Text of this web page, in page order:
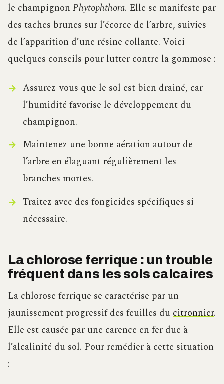
le champignon Phytophthora. Elle se manifeste par
des taches brunes sur l’écorce de l’arbre, suivies
de l’apparition d’une résine collante. Voici
quelques conseils pour lutter contre la gommose :
Assurez-vous que le sol est bien drainé, car
l’humidité favorise le développement du
champignon.
Maintenez une bonne aération autour de
l’arbre en élaguant régulièrement les
branches mortes.
Traitez avec des fongicides spécifiques si
nécessaire.
La chlorose ferrique : un trouble
fréquent dans les sols calcaires
La chlorose ferrique se caractérise par un
jaunissement progressif des feuilles du citronnier.
Elle est causée par une carence en fer due à
l’alcalinité du sol. Pour remédier à cette situation
: